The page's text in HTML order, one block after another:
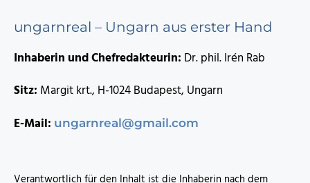
ungarnreal – Ungarn aus erster Hand
Inhaberin und Chefredakteurin: Dr. phil. Irén Rab
Sitz: Margit krt., H-1024 Budapest, Ungarn
E-Mail: ungarnreal@gmail.com
Verantwortlich für den Inhalt ist die Inhaberin nach dem